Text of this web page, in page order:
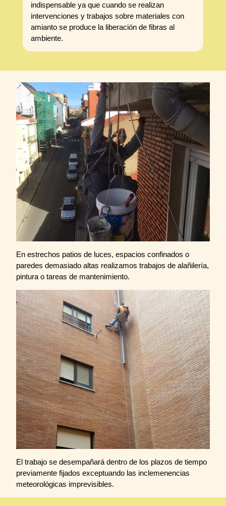
indispensable ya que cuando se realizan
intervenciones y trabajos sobre materiales con
amianto se produce la liberación de fibras al
ambiente.
En estrechos patios de luces, espacios confinados o
paredes demasiado altas realizamos trabajos de alañilería,
pintura o tareas de mantenimiento.
El trabajo se desempañará dentro de los plazos de tiempo
previamente fijados exceptuando las inclemenencias
meteorológicas imprevisibles.